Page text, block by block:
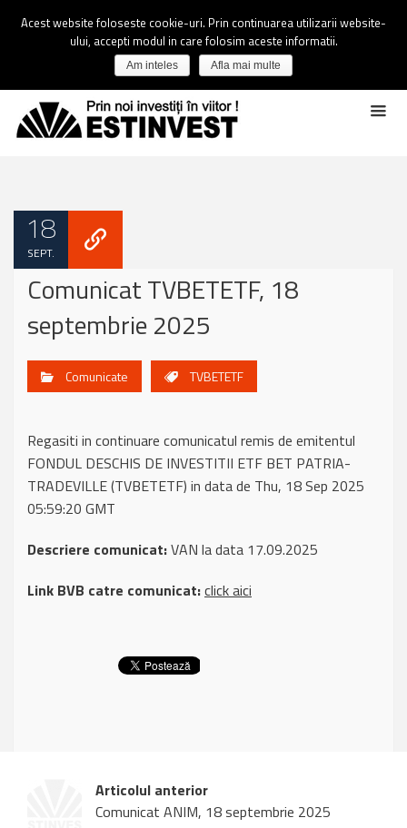
18
SEPT.
Comunicat TVBETETF, 18
septembrie 2025
Comunicate TVBETETF
Regasiti in continuare comunicatul remis de emitentul
FONDUL DESCHIS DE INVESTITII ETF BET PATRIA-
TRADEVILLE (TVBETETF) in data de Thu, 18 Sep 2025
05:59:20 GMT
Descriere comunicat:VAN la data 17.09.2025
Link BVB catre comunicat:click aici
Articolul anterior
Comunicat ANIM, 18 septembrie 2025
Acest website foloseste cookie-uri. Prin continuarea utilizarii website-
ului, accepti modul in care folosim aceste informatii.
Am inteles Afla mai multe